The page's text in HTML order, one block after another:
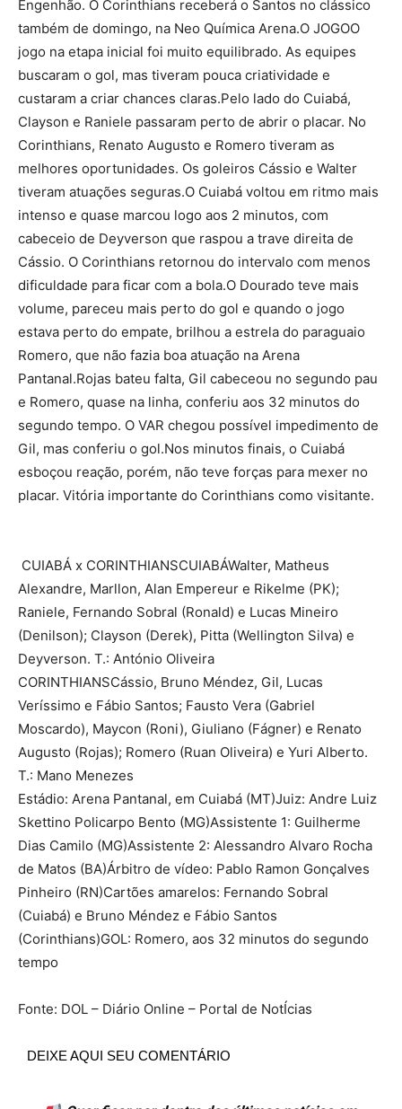
Engenhão. O Corinthians receberá o Santos no clássico
também de domingo, na Neo Química Arena.O JOGOO
jogo na etapa inicial foi muito equilibrado. As equipes
buscaram o gol, mas tiveram pouca criatividade e
custaram a criar chances claras.Pelo lado do Cuiabá,
Clayson e Raniele passaram perto de abrir o placar. No
Corinthians, Renato Augusto e Romero tiveram as
melhores oportunidades. Os goleiros Cássio e Walter
tiveram atuações seguras.O Cuiabá voltou em ritmo mais
intenso e quase marcou logo aos 2 minutos, com
cabeceio de Deyverson que raspou a trave direita de
Cássio. O Corinthians retornou do intervalo com menos
dificuldade para ficar com a bola.O Dourado teve mais
volume, pareceu mais perto do gol e quando o jogo
estava perto do empate, brilhou a estrela do paraguaio
Romero, que não fazia boa atuação na Arena
Pantanal.Rojas bateu falta, Gil cabeceou no segundo pau
e Romero, quase na linha, conferiu aos 32 minutos do
segundo tempo. O VAR chegou possível impedimento de
Gil, mas conferiu o gol.Nos minutos finais, o Cuiabá
esboçou reação, porém, não teve forças para mexer no
placar. Vitória importante do Corinthians como visitante.
CUIABÁ x CORINTHIANSCUIABÁWalter, Matheus
Alexandre, Marllon, Alan Empereur e Rikelme (PK);
Raniele, Fernando Sobral (Ronald) e Lucas Mineiro
(Denilson); Clayson (Derek), Pitta (Wellington Silva) e
Deyverson. T.: António Oliveira
CORINTHIANSCássio, Bruno Méndez, Gil, Lucas
Veríssimo e Fábio Santos; Fausto Vera (Gabriel
Moscardo), Maycon (Roni), Giuliano (Fágner) e Renato
Augusto (Rojas); Romero (Ruan Oliveira) e Yuri Alberto.
T.: Mano Menezes
Estádio: Arena Pantanal, em Cuiabá (MT)Juiz: Andre Luiz
Skettino Policarpo Bento (MG)Assistente 1: Guilherme
Dias Camilo (MG)Assistente 2: Alessandro Alvaro Rocha
de Matos (BA)Árbitro de vídeo: Pablo Ramon Gonçalves
Pinheiro (RN)Cartões amarelos: Fernando Sobral
(Cuiabá) e Bruno Méndez e Fábio Santos
(Corinthians)GOL: Romero, aos 32 minutos do segundo
tempo
Fonte: DOL – Diário Online – Portal de NotÍcias
DEIXE AQUI SEU COMENTÁRIO